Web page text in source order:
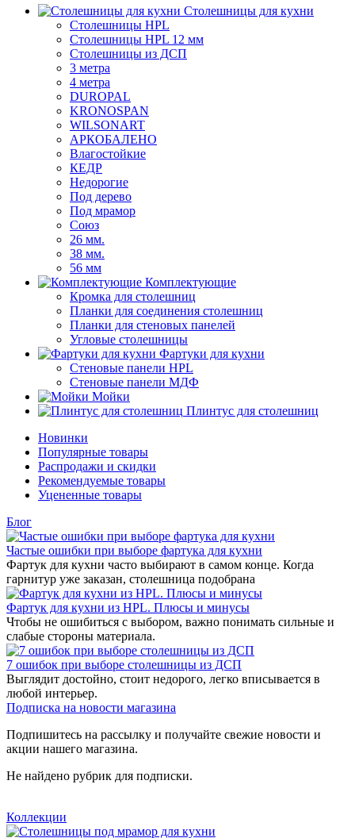
Столешницы для кухни
Столешницы HPL
Столешницы HPL 12 мм
Столешницы из ДСП
3 метра
4 метра
DUROPAL
KRONOSPAN
WILSONART
АРКОБАЛЕНО
Влагостойкие
КЕДР
Недорогие
Под дерево
Под мрамор
Союз
26 мм.
38 мм.
56 мм
Комплектующие
Кромка для столешниц
Планки для соединения столешниц
Планки для стеновых панелей
Угловые столешницы
Фартуки для кухни
Стеновые панели HPL
Стеновые панели МДФ
Мойки
Плинтус для столешниц
Новинки
Популярные товары
Распродажи и скидки
Рекомендуемые товары
Уцененные товары
Блог
Частые ошибки при выборе фартука для кухни
Фартук для кухни часто выбирают в самом конце. Когда
гарнитур уже заказан, столешница подобрана
Фартук для кухни из HPL. Плюсы и минусы
Чтобы не ошибиться с выбором, важно понимать сильные и
слабые стороны материала.
7 ошибок при выборе столешницы из ДСП
Выглядит достойно, стоит недорого, легко вписывается в
любой интерьер.
Подписка на новости магазина
Подпишитесь на рассылку и получайте свежие новости и
акции нашего магазина.
Не найдено рубрик для подписки.
Коллекции